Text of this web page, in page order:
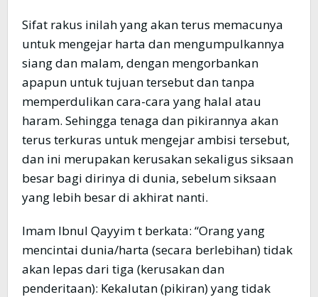
Sifat rakus inilah yang akan terus memacunya
untuk mengejar harta dan mengumpulkannya
siang dan malam, dengan mengorbankan
apapun untuk tujuan tersebut dan tanpa
memperdulikan cara-cara yang halal atau
haram. Sehingga tenaga dan pikirannya akan
terus terkuras untuk mengejar ambisi tersebut,
dan ini merupakan kerusakan sekaligus siksaan
besar bagi dirinya di dunia, sebelum siksaan
yang lebih besar di akhirat nanti.
Imam Ibnul Qayyim t berkata: “Orang yang
mencintai dunia/harta (secara berlebihan) tidak
akan lepas dari tiga (kerusakan dan
penderitaan): Kekalutan (pikiran) yang tidak